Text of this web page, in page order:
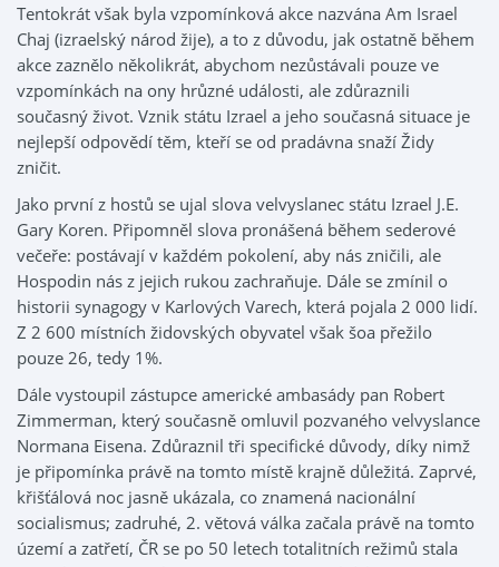
Tentokrát však byla vzpomínková akce nazvána Am Israel
Chaj (izraelský národ žije), a to z důvodu, jak ostatně během
akce zaznělo několikrát, abychom nezůstávali pouze ve
vzpomínkách na ony hrůzné události, ale zdůraznili
současný život. Vznik státu Izrael a jeho současná situace je
nejlepší odpovědí těm, kteří se od pradávna snaží Židy
zničit.
Jako první z hostů se ujal slova velvyslanec státu Izrael J.E.
Gary Koren. Připomněl slova pronášená během sederové
večeře: postávají v každém pokolení, aby nás zničili, ale
Hospodin nás z jejich rukou zachraňuje. Dále se zmínil o
historii synagogy v Karlových Varech, která pojala 2 000 lidí.
Z 2 600 místních židovských obyvatel však šoa přežilo
pouze 26, tedy 1%.
Dále vystoupil zástupce americké ambasády pan Robert
Zimmerman, který současně omluvil pozvaného velvyslance
Normana Eisena. Zdůraznil tři specifické důvody, díky nimž
je připomínka právě na tomto místě krajně důležitá. Zaprvé,
křišťálová noc jasně ukázala, co znamená nacionální
socialismus; zadruhé, 2. větová válka začala právě na tomto
území a zatřetí, ČR se po 50 letech totalitních režimů stala